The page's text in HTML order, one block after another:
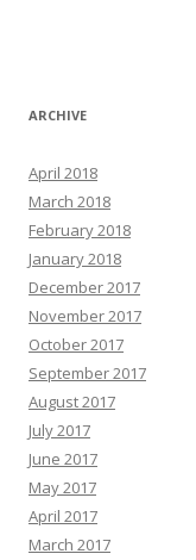
ARCHIVE
April 2018
March 2018
February 2018
January 2018
December 2017
November 2017
October 2017
September 2017
August 2017
July 2017
June 2017
May 2017
April 2017
March 2017